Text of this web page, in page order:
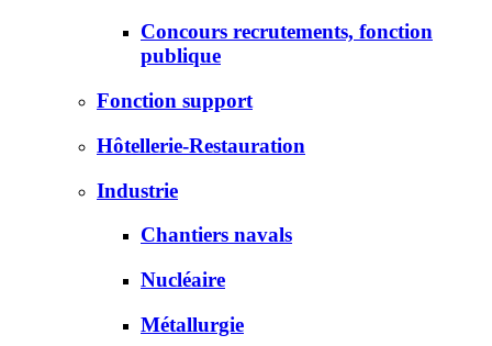
Concours recrutements, fonction
publique
Fonction support
Hôtellerie-Restauration
Industrie
Chantiers navals
Nucléaire
Métallurgie